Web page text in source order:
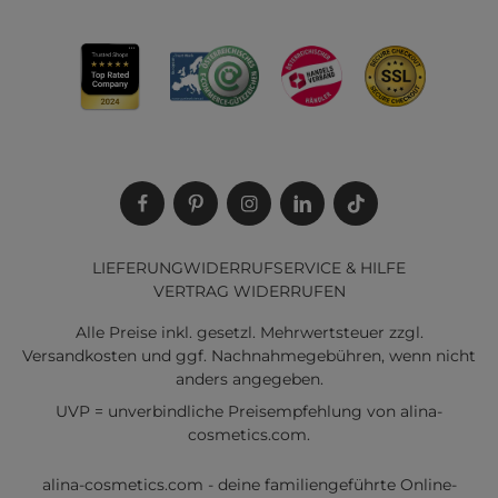
LIEFERUNGWIDERRUFSERVICE & HILFE
VERTRAG WIDERRUFEN
Alle Preise inkl. gesetzl. Mehrwertsteuer zzgl.
Versandkosten und ggf. Nachnahmegebühren, wenn nicht
anders angegeben.
UVP = unverbindliche Preisempfehlung von alina-
cosmetics.com.
alina-cosmetics.com - deine familiengeführte Online-